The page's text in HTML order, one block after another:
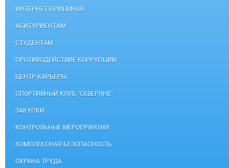
ИНТЕРНЕТ-ПРИЕМНАЯ
АБИТУРИЕНТАМ
СТУДЕНТАМ
ПРОТИВОДЕЙСТВИЕ КОРРУПЦИИ
ЦЕНТР КАРЬЕРЫ
СПОРТИВНЫЙ КЛУБ "СЕВЕРЯНЕ"
ЗАКУПКИ
КОНТРОЛЬНЫЕ МЕРОПРИЯТИЯ
КОМПЛЕКСНАЯ БЕЗОПАСНОСТЬ
ОХРАНА ТРУДА